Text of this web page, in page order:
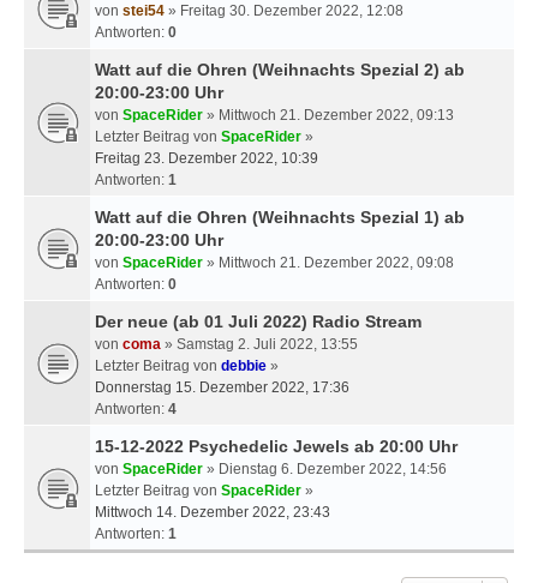
von stei54 » Freitag 30. Dezember 2022, 12:08
Antworten: 0
Watt auf die Ohren (Weihnachts Spezial 2) ab
20:00-23:00 Uhr
von SpaceRider » Mittwoch 21. Dezember 2022, 09:13
Letzter Beitrag von SpaceRider »
Freitag 23. Dezember 2022, 10:39
Antworten: 1
Watt auf die Ohren (Weihnachts Spezial 1) ab
20:00-23:00 Uhr
von SpaceRider » Mittwoch 21. Dezember 2022, 09:08
Antworten: 0
Der neue (ab 01 Juli 2022) Radio Stream
von coma » Samstag 2. Juli 2022, 13:55
Letzter Beitrag von debbie »
Donnerstag 15. Dezember 2022, 17:36
Antworten: 4
15-12-2022 Psychedelic Jewels ab 20:00 Uhr
von SpaceRider » Dienstag 6. Dezember 2022, 14:56
Letzter Beitrag von SpaceRider »
Mittwoch 14. Dezember 2022, 23:43
Antworten: 1